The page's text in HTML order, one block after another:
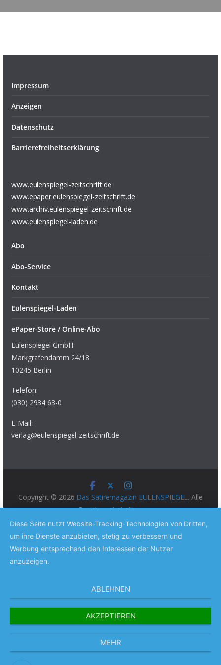
Impressum
Anzeigen
Datenschutz
Barrierefreiheitserklärung
www.eulenspiegel-zeitschrift.de
www.epaper.eulenspiegel-zeitschrift.de
www.archiv.eulenspiegel-zeitschrift.de
www.eulenspiegel-laden.de
Abo
Abo-Service
Kontakt
Eulenspiegel-Laden
ePaper-Store / Online-Abo
Eulenspiegel GmbH
Markgrafendamm 24/18
10245 Berlin
Telefon:
(030) 2934 63-0
E-Mail:
verlag@eulenspiegel-zeitschrift.de
Copyright © 2026 Das Satiremagazin EULENSPIEGEL. Alle
Rechte vorbehalten.
Theme:ColorMag Provon ThemeGrill. Präsentiert von
WordPress.
Diese Seite nutzt Website-Tracking-Technologien von Dritten,
um ihre Dienste anzubieten, stetig zu verbessern und
Werbung entsprechend den Interessen der Nutzer
anzuzeigen.
ABLEHNEN
AKZEPTIEREN
MEHR